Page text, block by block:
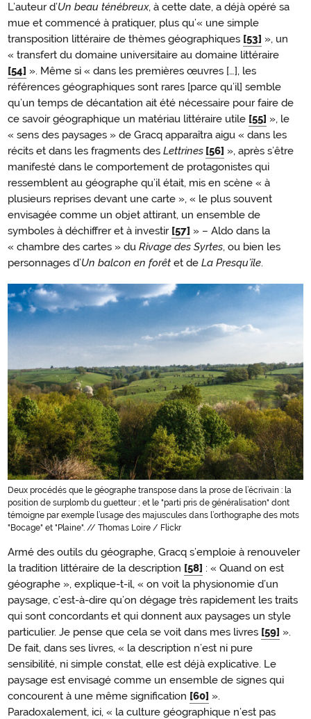
L’auteur d’Un beau ténébreux, à cette date, a déjà opéré sa
mue et commencé à pratiquer, plus qu’« une simple
transposition littéraire de thèmes géographiques [53] », un
« transfert du domaine universitaire au domaine littéraire
[54] ». Même si « dans les premières œuvres […], les
références géographiques sont rares [parce qu’il] semble
qu’un temps de décantation ait été nécessaire pour faire de
ce savoir géographique un matériau littéraire utile [55] », le
« sens des paysages » de Gracq apparaîtra aigu « dans les
récits et dans les fragments des Lettrines [56] », après s’être
manifesté dans le comportement de protagonistes qui
ressemblent au géographe qu’il était, mis en scène « à
plusieurs reprises devant une carte », « le plus souvent
envisagée comme un objet attirant, un ensemble de
symboles à déchiffrer et à investir [57] » – Aldo dans la
« chambre des cartes » du Rivage des Syrtes, ou bien les
personnages d’Un balcon en forêt et de La Presqu’île.
Deux procédés que le géographe transpose dans la prose de l’écrivain : la
position de surplomb du guetteur ; et le "parti pris de généralisation" dont
témoigne par exemple l’usage des majuscules dans l’orthographe des mots
"Bocage" et "Plaine". // Thomas Loire / Flickr
Armé des outils du géographe, Gracq s’emploie à renouveler
la tradition littéraire de la description [58] : « Quand on est
géographe », explique-t-il, « on voit la physionomie d’un
paysage, c’est-à-dire qu’on dégage très rapidement les traits
qui sont concordants et qui donnent aux paysages un style
particulier. Je pense que cela se voit dans mes livres [59] ».
De fait, dans ses livres, « la description n’est ni pure
sensibilité, ni simple constat, elle est déjà explicative. Le
paysage est envisagé comme un ensemble de signes qui
concourent à une même signification [60] ».
Paradoxalement, ici, « la culture géographique n’est pas